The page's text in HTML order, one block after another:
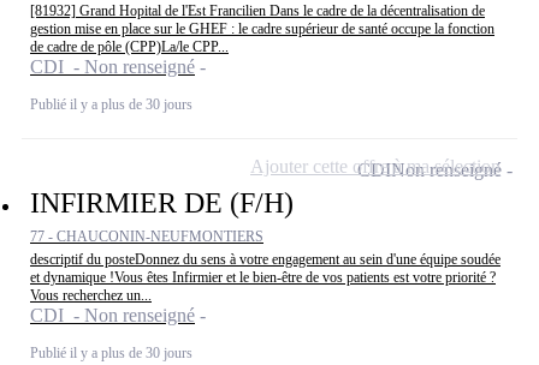
[81932] Grand Hopital de l'Est Francilien Dans le cadre de la décentralisation de
gestion mise en place sur le GHEF : le cadre supérieur de santé occupe la fonction
de cadre de pôle (CPP)La/le CPP...
CDI - Non renseigné
Publié il y a plus de 30 jours
INFIRMIER DE (F/H)
77 - CHAUCONIN-NEUFMONTIERS
descriptif du posteDonnez du sens à votre engagement au sein d'une équipe soudée
et dynamique !Vous êtes Infirmier et le bien-être de vos patients est votre priorité ?
Vous recherchez un...
CDI - Non renseigné
Publié il y a plus de 30 jours
CDINon renseigné
Ajouter cette offre à ma sélection